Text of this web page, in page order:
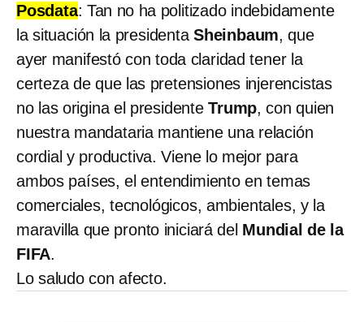
Posdata: Tan no ha politizado indebidamente
la situación la presidentaSheinbaum, que
ayer manifestó con toda claridad tener la
certeza de que las pretensiones injerencistas
no las origina el presidenteTrump, con quien
nuestra mandataria mantiene una relación
cordial y productiva. Viene lo mejor para
ambos países, el entendimiento en temas
comerciales, tecnológicos, ambientales, y la
maravilla que pronto iniciará del Mundial de la
FIFA.
Lo saludo con afecto.